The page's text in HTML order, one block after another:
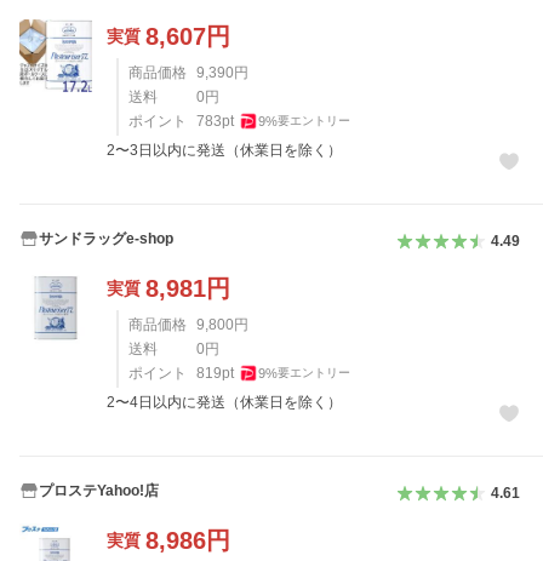
実質 8,607円
商品価格 9,390 円
送料
0 円
ポイント
783pt 9%要エントリー
2〜3日以内に発送（休業日を除く）
サンドラッグe-shop 4.49
実質 8,981円
商品価格 9,800 円
送料
0 円
ポイント
819pt 9%要エントリー
2〜4日以内に発送（休業日を除く）
プロステYahoo!店 4.61
実質 8,986円